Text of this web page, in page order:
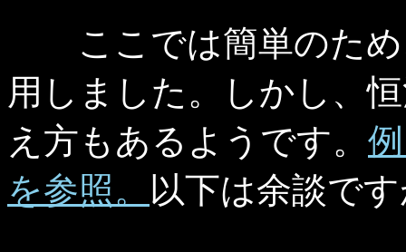
ここでは簡単のため
用しました。しかし、
え方もあるようです。
を参照。 以下は余談で